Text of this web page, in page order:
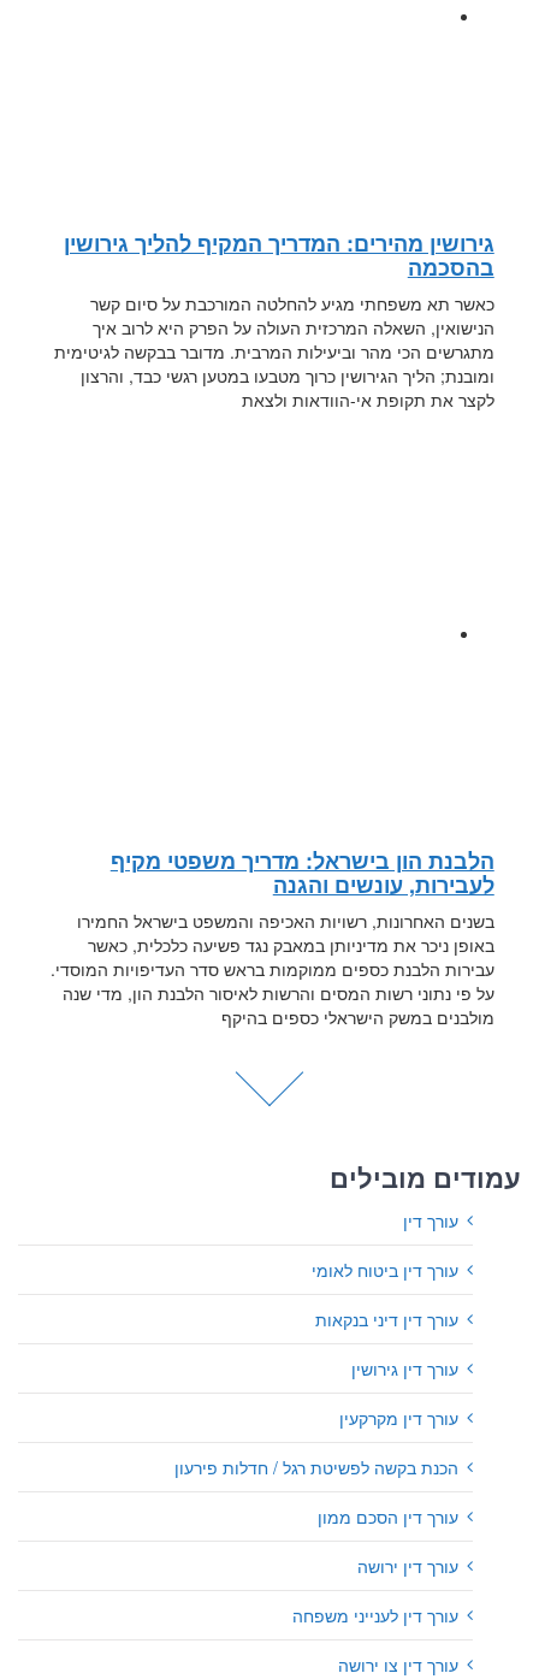
גירושין מהירים: המדריך המקיף להליך גירושין
בהסכמה
כאשר תא משפחתי מגיע להחלטה המורכבת על סיום קשר
הנישואין, השאלה המרכזית העולה על הפרק היא לרוב איך
מתגרשים הכי מהר וביעילות המרבית. מדובר בבקשה לגיטימית
ומובנת; הליך הגירושין כרוך מטבעו במטען רגשי כבד, והרצון
לקצר את תקופת אי-הוודאות ולצאת
הלבנת הון בישראל: מדריך משפטי מקיף
לעבירות, עונשים והגנה
בשנים האחרונות, רשויות האכיפה והמשפט בישראל החמירו
באופן ניכר את מדיניותן במאבק נגד פשיעה כלכלית, כאשר
עבירות הלבנת כספים ממוקמות בראש סדר העדיפויות המוסדי.
על פי נתוני רשות המסים והרשות לאיסור הלבנת הון, מדי שנה
מולבנים במשק הישראלי כספים בהיקף
עמודים מובילים
עורך דין
עורך דין ביטוח לאומי
עורך דין דיני בנקאות
עורך דין גירושין
עורך דין מקרקעין
הכנת בקשה לפשיטת רגל / חדלות פירעון
עורך דין הסכם ממון
עורך דין ירושה
עורך דין לענייני משפחה
עורך דין צו ירושה